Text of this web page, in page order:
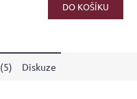
DO KOŠÍKU
Diskuze